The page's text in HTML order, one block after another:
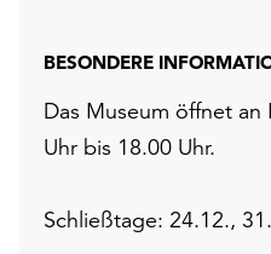
BESONDERE
Das Museum öffnet
Uhr bis 18.00 Uhr.
Schließtage: 24.12.,